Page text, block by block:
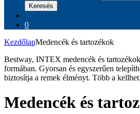
Keresés
0
KezdőlapMedencék és tartozékok
Bestway, INTEX medencék és
formában. Gyorsan és egyszerűen
biztosítja a remek élményt. Több a
Medencék és